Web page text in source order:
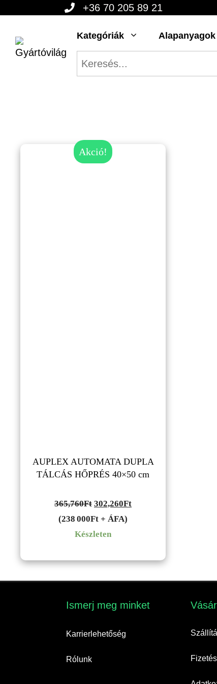
tartalomba
+36 70 205 89 21
Kategóriák Alapanyagok
Akció!
AUPLEX AUTOMATA DUPLA
TÁLCÁS HŐPRÉS 40×50 cm
365,760Ft Original
price
was:
302,260FtCurrent
(238 000Ft + ÁFA)
Készleten
Ismerj meg minket​
Karrierlehetőség
Rólunk